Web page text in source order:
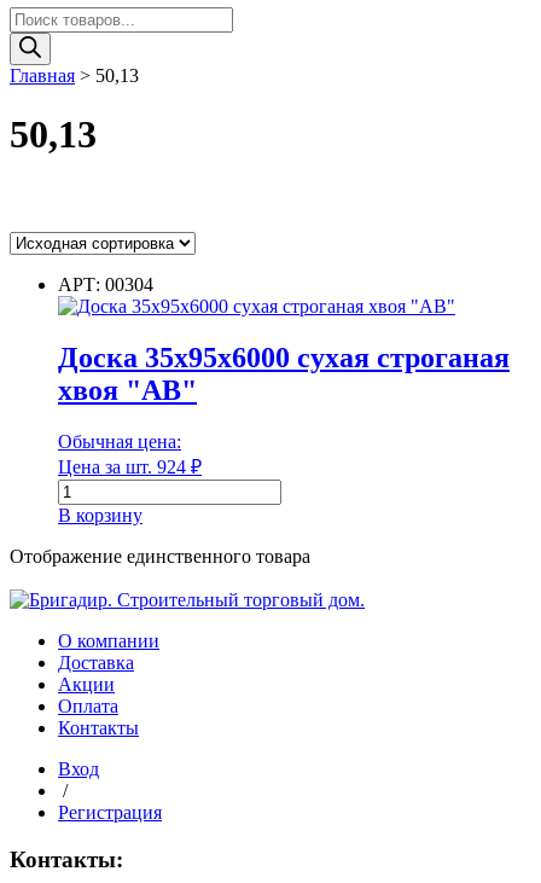
Поиск
товаров
Главная > 50,13
50,13
Цвет
Диаметр
Диаметр
Диаметр наружный
Диаметр наружный
Диаметр внутренний
Диаметр внутренний
АРТ: 00304
Доска 35х95х6000 сухая строганая
хвоя "АВ"
Обычная цена:
Цена за шт. 924 ₽
Количество
товара
Доска
35х95х6000
строганая
"АВ"
В корзину
Отображение единственного товара
О компании
Доставка
Акции
Оплата
Контакты
Вход
/
Регистрация
Контакты: